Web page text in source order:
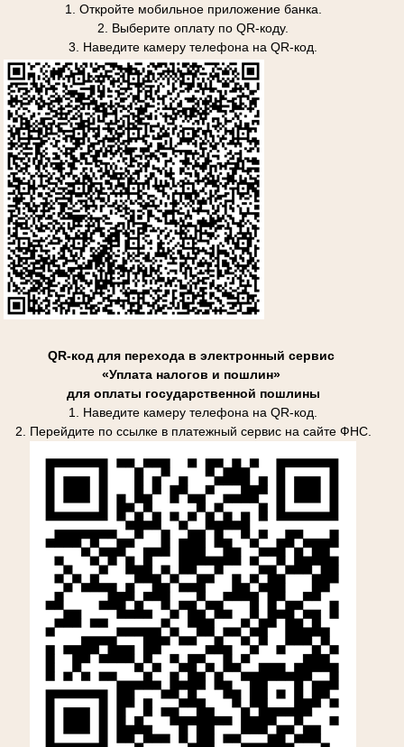
1. Откройте мобильное приложение банка.
2. Выберите оплату по QR-коду.
3. Наведите камеру телефона на QR-код.
QR-код для перехода в электронный сервис
«Уплата налогов и пошлин»
для оплаты государственной пошлины
1. Наведите камеру телефона на QR-код.
2. Перейдите по ссылке в платежный сервис на сайте ФНС.